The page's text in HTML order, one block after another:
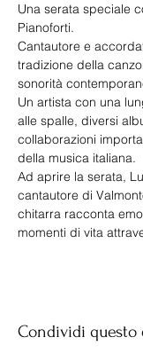
Una serata speciale
Pianoforti.
Cantautore e
tradizione della
sonorità
Un artista con una
alle spalle, diversi
collaborazioni
della musica italiana.
Ad aprire la serata,
cantautore di
chitarra racconta
momenti di vita
Condividi questo